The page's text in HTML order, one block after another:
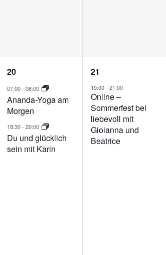
2
Veranstaltungen,
20
07:00- 08:00
Ananda-Yoga am
Morgen
18:30- 20:00
Du und glücklich
sein mit Karin
1
Veranstaltung,
21
19:00-21:00
Online –
Sommerfest bei
liebevoll mit
Gioianna und
Beatrice